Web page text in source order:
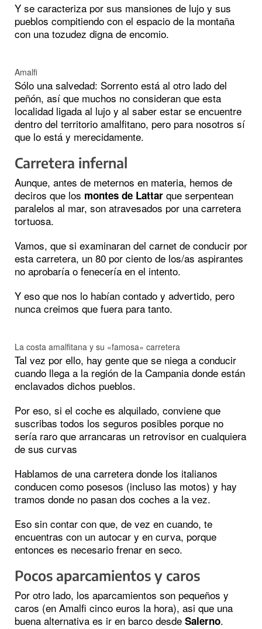
Y se caracteriza por sus mansiones de lujo y sus
pueblos compitiendo con el espacio de la montaña
con una tozudez digna de encomio.
Amalfi
Sólo una salvedad: Sorrento está al otro lado del
peñón, así que muchos no consideran que esta
localidad ligada al lujo y al saber estar se encuentre
dentro del territorio amalfitano, pero para nosotros sí
que lo está y merecidamente.
Carretera infernal
Aunque, antes de meternos en materia, hemos de
deciros que los montes de Lattar que serpentean
paralelos al mar, son atravesados por una carretera
tortuosa.
Vamos, que si examinaran del carnet de conducir por
esta carretera, un 80 por ciento de los/as aspirantes
no aprobaría o fenecería en el intento.
Y eso que nos lo habían contado y advertido, pero
nunca creimos que fuera para tanto.
La costa amalfitana y su «famosa» carretera
Tal vez por ello, hay gente que se niega a conducir
cuando llega a la región de la Campania donde están
enclavados dichos pueblos.
Por eso, si el coche es alquilado, conviene que
suscribas todos los seguros posibles porque no
sería raro que arrancaras un retrovisor en cualquiera
de sus curvas
Hablamos de una carretera donde los italianos
conducen como posesos (incluso las motos) y hay
tramos donde no pasan dos coches a la vez.
Eso sin contar con que, de vez en cuando, te
encuentras con un autocar y en curva, porque
entonces es necesario frenar en seco.
Pocos aparcamientos y caros
Por otro lado, los aparcamientos son pequeños y
caros (en Amalfi cinco euros la hora), asi que una
buena alternativa es ir en barco desde Salerno.